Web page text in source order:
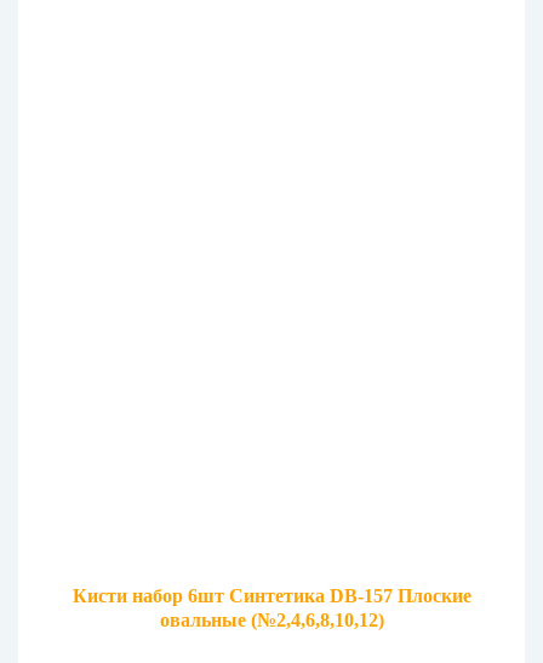
Кисти набор 6шт Синтетика DB-157 Плоские
овальные (№2,4,6,8,10,12)